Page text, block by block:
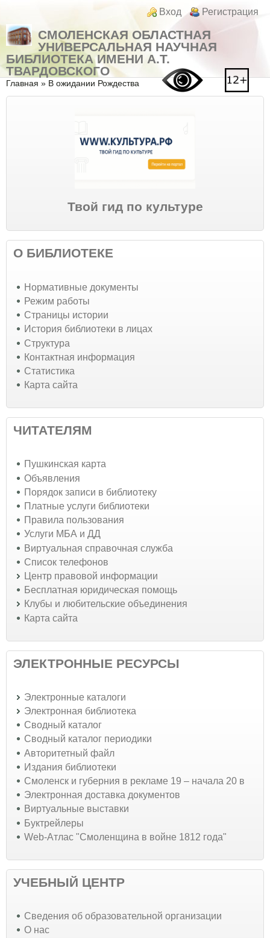
Перейти к основному содержанию
Login links
Вход Регистрация
СМОЛЕНСКАЯ ОБЛАСТНАЯ
УНИВЕРСАЛЬНАЯ НАУЧНАЯ
БИБЛИОТЕКА ИМЕНИ А.Т.
ТВАРДОВСКОГО
Вы здесь
Главная » В ожидании Рождества
Твой гид по культуре
О БИБЛИОТЕКЕ
Нормативные документы
Режим работы
Страницы истории
История библиотеки в лицах
Структура
Контактная информация
Статистика
Карта сайта
ЧИТАТЕЛЯМ
Пушкинская карта
Объявления
Порядок записи в библиотеку
Платные услуги библиотеки
Правила пользования
Услуги МБА и ДД
Виртуальная справочная служба
Список телефонов
Центр правовой информации
Бесплатная юридическая помощь
Клубы и любительские объединения
Карта сайта
ЭЛЕКТРОННЫЕ РЕСУРСЫ
Электронные каталоги
Электронная библиотека
Сводный каталог
Сводный каталог периодики
Авторитетный файл
Издания библиотеки
Смоленск и губерния в рекламе 19 – начала 20 в
Электронная доставка документов
Виртуальные выставки
Буктрейлеры
Web-Атлас "Смоленщина в войне 1812 года"
УЧЕБНЫЙ ЦЕНТР
Cведения об образовательной организации
О нас